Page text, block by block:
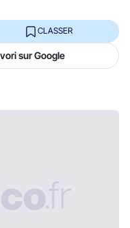
CLASSER
sur Google